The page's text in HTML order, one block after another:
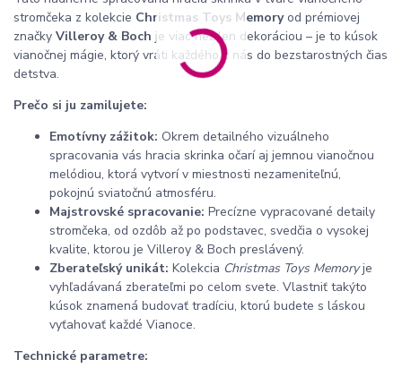
stromčeka z kolekcie Christmas Toys Memoryod prémiovej
značky Villeroy & Boch je viac než len dekoráciou – je to kúsok
vianočnej mágie, ktorý vráti každého z nás do bezstarostných čias
detstva.
Prečo si ju zamilujete:
Emotívny zážitok: Okrem detailného vizuálneho
spracovania vás hracia skrinka očarí aj jemnou vianočnou
melódiou, ktorá vytvorí v miestnosti nezameniteľnú,
pokojnú sviatočnú atmosféru.
Majstrovské spracovanie: Precízne vypracované detaily
stromčeka, od ozdôb až po podstavec, svedčia o vysokej
kvalite, ktorou je Villeroy & Boch preslávený.
Zberateľský unikát: Kolekcia Christmas Toys Memoryje
vyhľadávaná zberateľmi po celom svete. Vlastniť takýto
kúsok znamená budovať tradíciu, ktorú budete s láskou
vyťahovať každé Vianoce.
Technické parametre: